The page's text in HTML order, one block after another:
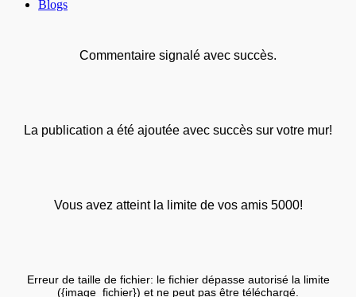
Blogs
Commentaire signalé avec succès.
La publication a été ajoutée avec succès sur votre mur!
Vous avez atteint la limite de vos amis 5000!
Erreur de taille de fichier: le fichier dépasse autorisé la limite
({image_fichier}) et ne peut pas être téléchargé.